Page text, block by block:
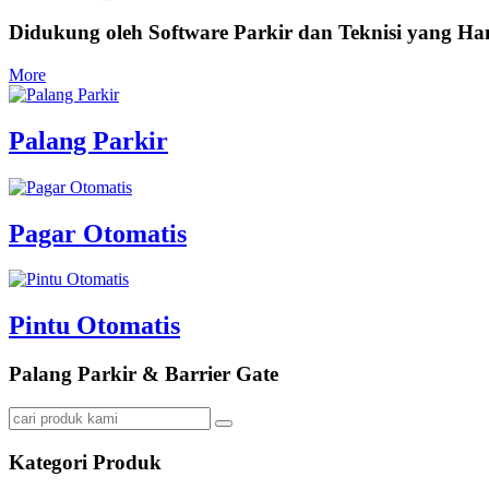
Didukung oleh Software Parkir dan Teknisi yang
More
Palang Parkir
Pagar Otomatis
Pintu Otomatis
Palang Parkir & Barrier Gate
Kategori Produk